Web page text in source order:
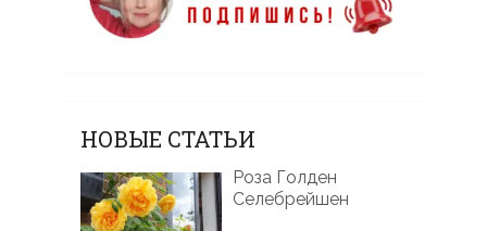
НОВЫЕ СТАТЬИ
Роза Голден
Селебрейшен